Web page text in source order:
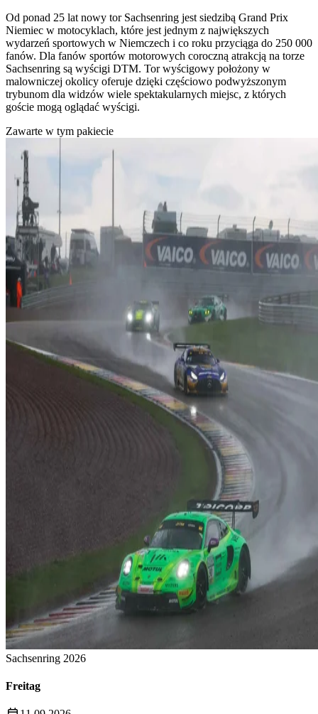
Od ponad 25 lat nowy tor Sachsenring jest siedzibą Grand Prix
Niemiec w motocyklach, które jest jednym z największych
wydarzeń sportowych w Niemczech i co roku przyciąga do 250 000
fanów. Dla fanów sportów motorowych coroczną atrakcją na torze
Sachsenring są wyścigi DTM. Tor wyścigowy położony w
malowniczej okolicy oferuje dzięki częściowo podwyższonym
trybunom dla widzów wiele spektakularnych miejsc, z których
goście mogą oglądać wyścigi.
Zawarte w tym pakiecie
Sachsenring 2026
Freitag